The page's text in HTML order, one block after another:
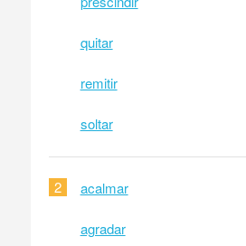
quitar
remitir
soltar
2 acalmar
agradar